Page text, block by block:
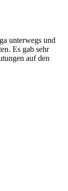
unterwegs und
Es gab sehr
auf den